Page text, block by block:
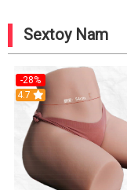
Sextoy Nam
-28%
4.7